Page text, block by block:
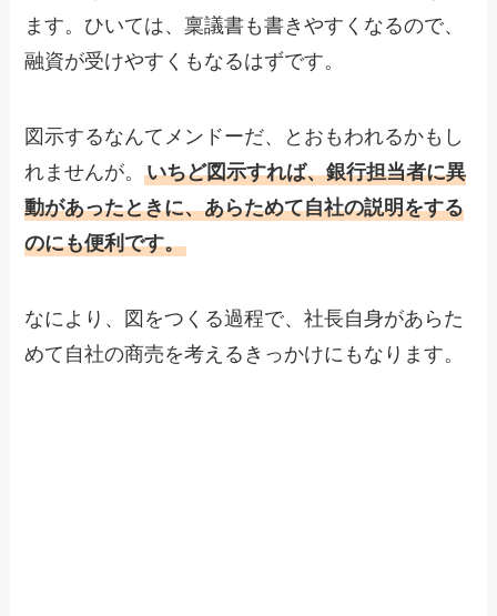
ます。ひいては、稟議書も書きやすくなるので、
融資が受けやすくもなるはずです。
図示するなんてメンドーだ、とおもわれるかもし
れませんが。いちど図示すれば、銀行担当者に異
動があったときに、あらためて自社の説明をする
のにも便利です。
なにより、図をつくる過程で、社長自身があらた
めて自社の商売を考えるきっかけにもなります。